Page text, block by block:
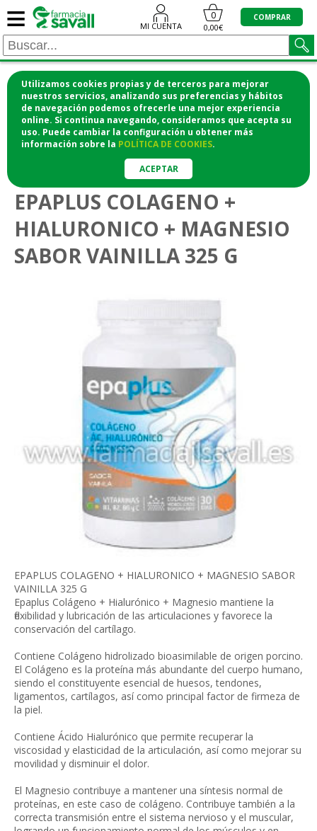
Utilizamos cookies propias y de terceros para mejorar
nuestros servicios, analizando sus preferencias y hábitos
de navegación podemos ofrecerle una mejor experiencia
online. Si continua navegando, consideramos que acepta su
uso. Puede cambiar la configuración u obtener más
información sobre la POLÍTICA DE COOKIES.
ACEPTAR
≡ MI CUENTA
0
0,00€
COMPRAR
¡COMPRA CÓMODAMENTE DESDE CASA Y RECOGE
EN LA FARMACIA!
o si lo prefieres te lo mandamos a casa
> Articulaciones y huesos
EPAPLUS COLAGENO +
HIALURONICO + MAGNESIO
SABOR VAINILLA 325 G
EPAPLUS COLAGENO + HIALURONICO + MAGNESIO SABOR
VAINILLA 325 G
Epaplus Colágeno + Hialurónico + Magnesio mantiene la
flexibilidad y lubricación de las articulaciones y favorece la
conservación del cartílago.
Contiene Colágeno hidrolizado bioasimilable de origen porcino.
El Colágeno es la proteína más abundante del cuerpo humano,
siendo el constituyente esencial de huesos, tendones,
ligamentos, cartílagos, así como principal factor de firmeza de
la piel.
Contiene Ácido Hialurónico que permite recuperar la
viscosidad y elasticidad de la articulación, así como mejorar su
movilidad y disminuir el dolor.
El Magnesio contribuye a mantener una síntesis normal de
proteínas, en este caso de colágeno. Contribuye también a la
correcta transmisión entre el sistema nervioso y el muscular,